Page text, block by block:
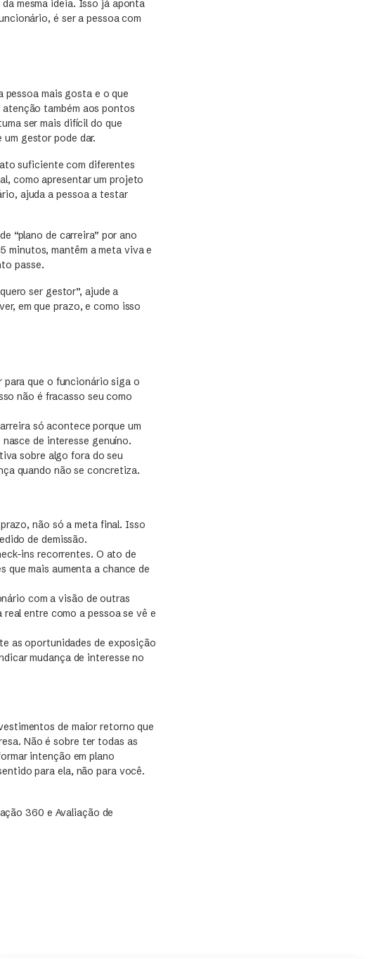
mesma ideia. Isso já aponta
é ser a pessoa com
pessoa mais gosta e o que
também aos pontos
ser mais difícil do que
gestor pode dar.
suficiente com diferentes
como apresentar um projeto
ajuda a pessoa a testar
“plano de carreira” por ano
minutos, mantêm a meta viva e
passe.
ser gestor”, ajude a
em que prazo, e como isso
para que o funcionário siga o
não é fracasso seu como
só acontece porque um
de interesse genuíno.
sobre algo fora do seu
quando não se concretiza.
não só a meta final. Isso
de demissão.
ins recorrentes. O ato de
que mais aumenta a chance de
com a visão de outras
entre como a pessoa se vê e
as oportunidades de exposição
mudança de interesse no
de maior retorno que
Não é sobre ter todas as
intenção em plano
para ela, não para você.
360 e Avaliação de